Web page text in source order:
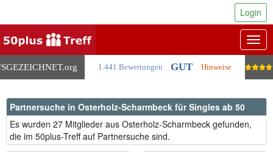
.org 1.441 Bewertungen GUT Hinweise
Login
Partnersuche in Osterholz-Scharmbeck für Singles ab 50
Es wurden 27 Mitglieder aus Osterholz-Scharmbeck gefunden,
die im 50plus-Treff auf Partnersuche sind.